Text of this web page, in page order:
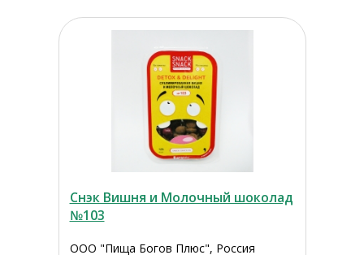
Снэк Вишня и Молочный шоколад
№103
ООО "Пища Богов Плюс", Россия